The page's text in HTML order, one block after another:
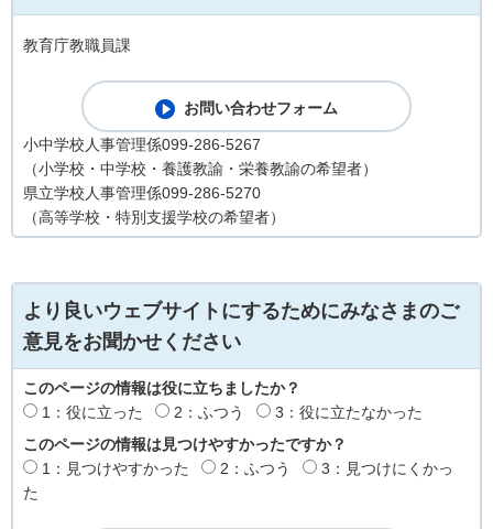
教育庁教職員課
小中学校人事管理係099-286-5267
（小学校・中学校・養護教諭・栄養教諭の希望者）
県立学校人事管理係099-286-5270
（高等学校・特別支援学校の希望者）
より良いウェブサイトにするためにみなさまのご
意見をお聞かせください
このページの情報は役に立ちましたか？
1：役に立った
2：ふつう
3：役に立たなかった
このページの情報は見つけやすかったですか？
1：見つけやすかった
2：ふつう
3：見つけにくかっ
た